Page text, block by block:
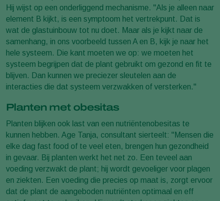
Hij wijst op een onderliggend mechanisme. "Als je alleen naar
element B kijkt, is een symptoom het vertrekpunt. Dat is
wat de glastuinbouw tot nu doet. Maar als je kijkt naar de
samenhang, in ons voorbeeld tussen A en B, kijk je naar het
hele systeem. Die kant moeten we op: we moeten het
systeem begrijpen dat de plant gebruikt om gezond en fit te
blijven. Dan kunnen we preciezer sleutelen aan de
interacties die dat systeem verzwakken of versterken."
Planten met obesitas
Planten blijken ook last van een nutriëntenobesitas te
kunnen hebben. Age Tanja, consultant sierteelt: "Mensen die
elke dag fast food of te veel eten, brengen hun gezondheid
in gevaar. Bij planten werkt het net zo. Een teveel aan
voeding verzwakt de plant; hij wordt gevoeliger voor plagen
en ziekten. Een voeding die precies op maat is, zorgt ervoor
dat de plant de aangeboden nutriënten optimaal en eff